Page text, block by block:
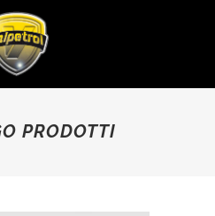
PRODOTTI